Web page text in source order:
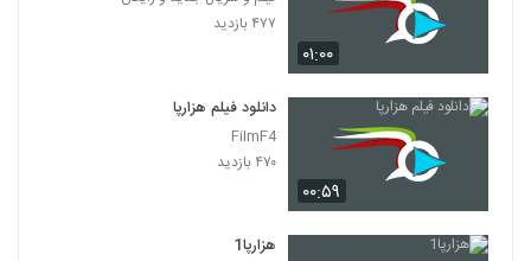
۰۱:۰۰
۴۷۷ بازدید
۰۰:۵۹
دانلود فیلم هزارپا
FilmF4
۴۷۰ بازدید
هزارپا1